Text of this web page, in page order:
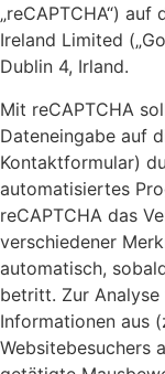
„reCAPTCHA“)
Ireland Limited
Dublin 4, Irland.
Mit reCAPTCHA
Dateneingabe auf
Kontaktformular)
automatisiertes
reCAPTCHA das
verschiedener
automatisch,
betritt. Zur
Informationen aus
Websitebesuchers